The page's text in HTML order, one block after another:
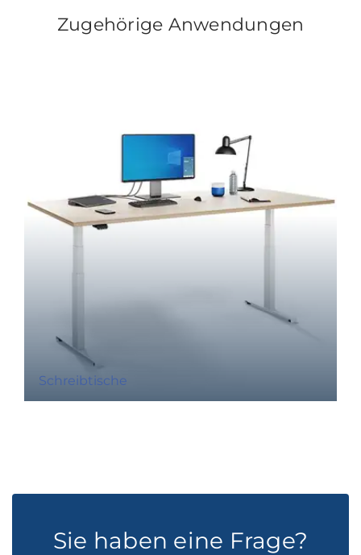
Zugehörige Anwendungen
Schreibtische
Sie haben eine Frage?